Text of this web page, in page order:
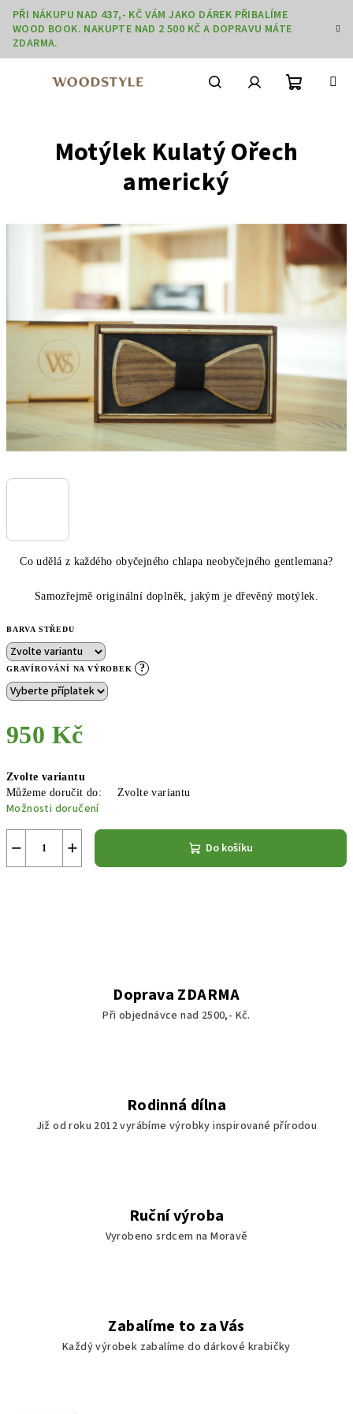
Přejít
obsah
PŘI NÁKUPU NAD 437,- KČ VÁM JAKO DÁREK PŘIBALÍME
WOOD BOOK. NAKUPTE NAD 2 500 KČ A DOPRAVU MÁTE
ZDARMA.
košík
Co udělá z každého obyčejného chlapa neobyčejného gentlemana?
Samozřejmě originální doplněk, jakým je dřevěný motýlek.
BARVA STŘEDU
GRAVÍROVÁNÍ NA VÝROBEK ?
950 Kč
cena:
Zvolte variantu
Můžeme doručit do:
Zvolte variantu
Možnosti doručení
+
− Do košíku
Motýlek Kulatý Ořech
americký
Doprava ZDARMA
Při objednávce nad 2500,- Kč.
Rodinná dílna
Již od roku 2012 vyrábíme výrobky inspirované přírodou
Ruční výroba
Vyrobeno srdcem na Moravě
Zabalíme to za Vás
Každý výrobek zabalíme do dárkové krabičky